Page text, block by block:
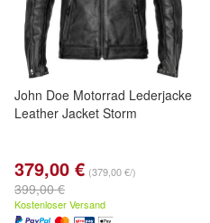
John Doe Motorrad Lederjacke
Leather Jacket Storm
379,00 € (379,00 €/)
399,00 €
Kostenloser Versand